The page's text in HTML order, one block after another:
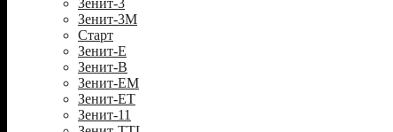
Зенит-3
Зенит-3М
Старт
Зенит-Е
Зенит-В
Зенит-ЕМ
Зенит-ЕТ
Зенит-11